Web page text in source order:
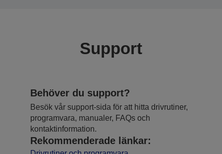
Support
Behöver du support?
Besök vår support-sida för att hitta drivrutiner,
programvara, manualer, FAQs och
kontaktinformation.
Rekommenderade länkar: